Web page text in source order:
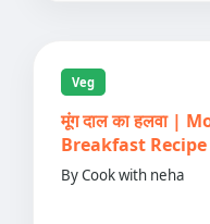
Veg
मूंग दाल का हलवा |
Breakfast Recipe
By Cook with neha